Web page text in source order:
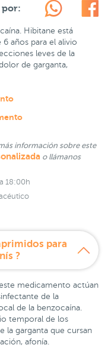
por:
Hibitane está
años para el alivio
leves de la
de garganta,
información sobre este
o llámanos
18:00h
para
?
medicamento actúan
de la
de la benzocaína.
temporal de los
la garganta que cursan
afonía.